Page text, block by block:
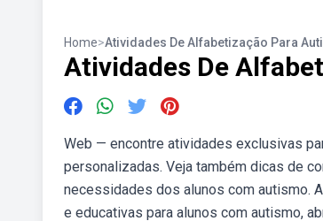
Home>Atividades De Alfabetização Para
Atividades De
Web — encontre atividades exclusivas
personalizadas. Veja também dicas de
necessidades dos alunos com autismo.
e educativas para alunos com autismo,